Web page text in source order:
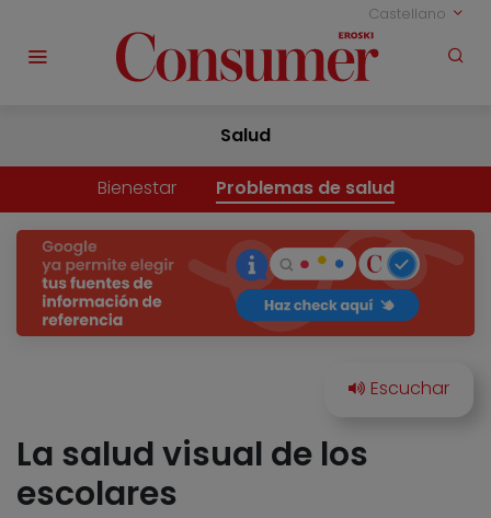
Castellano
Salud
Bienestar Problemas de salud
La salud visual de los
escolares